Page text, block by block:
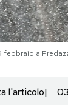
febbraio a
l'articolo